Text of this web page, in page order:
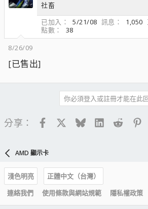
社畜
已加入
5/21/08 訊息 1,050
點數
38
8/26/09
[已售出]
你必須登入或註冊才能在此
分享： FacebookBlueskyLinkedIn
Reddit
AMD 顯示卡
淺色明亮
正體中文（台灣）
連絡我們
使用條款與網站規範 隱私權政策